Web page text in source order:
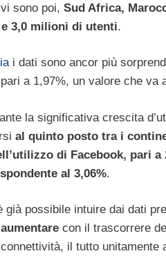
sono poi, Sud Africa,
3,0 milioni di utenti.
i dati sono ancor più
a 1,97%, un valore che va
la significativa crescita
al quinto posto tra i
di Facebook, pari a
al 3,06%.
già possibile intuire dai dati
aumentare con il trascorrere
il tutto unitamente